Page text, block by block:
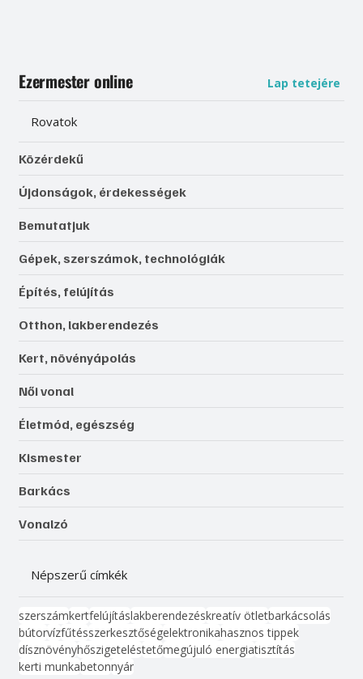
Ezermester online Lap tetejére
Rovatok
Közérdekű
Újdonságok, érdekességek
Bemutatjuk
Gépek, szerszámok, technológiák
Építés, felújítás
Otthon, lakberendezés
Kert, növényápolás
Női vonal
Életmód, egészség
Kismester
Barkács
Vonalzó
Népszerű címkék
szerszámkertfelújításlakberendezéskreatív ötletbarkácsolás
bútorvízfűtésszerkesztőségelektronikahasznos tippek
dísznövényhőszigeteléstetőmegújuló energiatisztítás
kerti munkabetonnyár